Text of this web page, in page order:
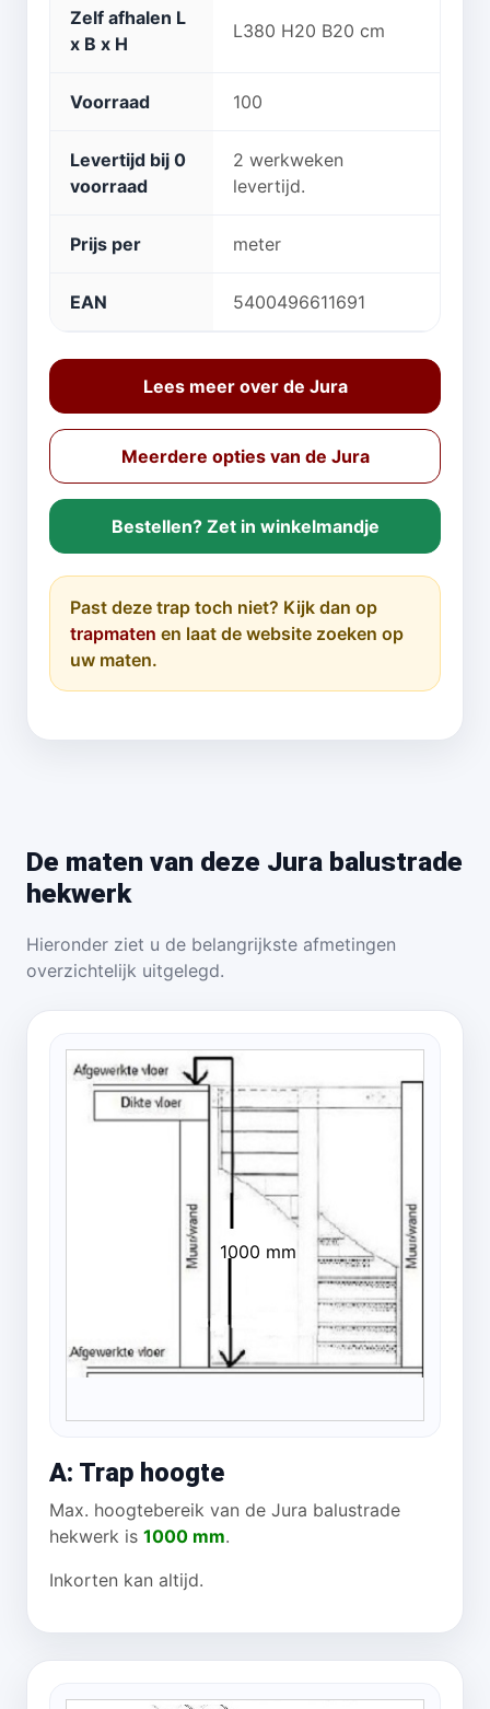
Zelf afhalen L
x B x H
L380 H20 B20 cm
Voorraad 100
Levertijd bij 0
voorraad
2 werkweken
levertijd.
Prijs per meter
EAN 5400496611691
Lees meer over de Jura
Meerdere opties van de Jura
Bestellen? Zet in winkelmandje
Past deze trap toch niet? Kijk dan op
trapmaten en laat de website zoeken op
uw maten.
De maten van deze Jura balustrade
hekwerk
Hieronder ziet u de belangrijkste afmetingen
overzichtelijk uitgelegd.
1000 mm
A: Trap hoogte
Max. hoogtebereik van de Jura balustrade
hekwerk is 1000 mm.
Inkorten kan altijd.